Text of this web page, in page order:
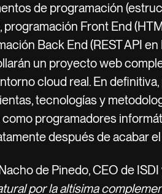
de programación
programación Front End
Back End (REST API
un proyecto web
cloud real. En
tecnologías y
programadores
después de acabar
de Pinedo, CEO de ISDI
por la altísima